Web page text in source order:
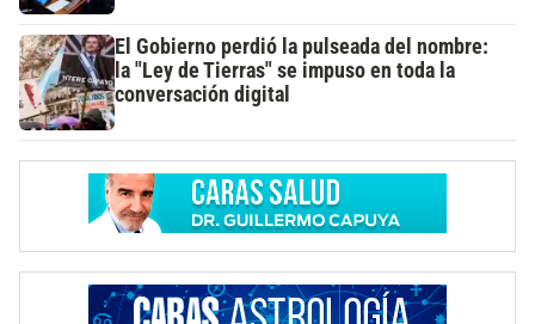
El Gobierno perdió la pulseada del nombre:
la "Ley de Tierras" se impuso en toda la
conversación digital